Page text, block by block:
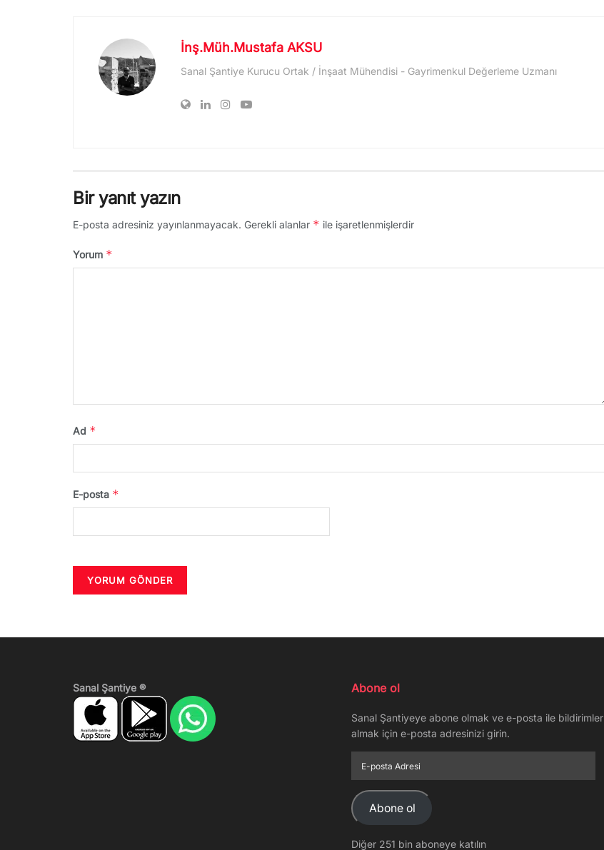
İnş.Müh.Mustafa AKSU
Sanal Şantiye Kurucu Ortak / İnşaat Mühendisi - Gayrimenkul Değerleme Uzmanı
Bir yanıt yazın
E-posta adresiniz yayınlanmayacak. Gerekli alanlar * ile işaretlenmişlerdir
Yorum *
Ad *
E-posta *
Sanal Şantiye ® Abone ol
Sanal Şantiyeye abone olmak ve e-posta ile bildirimler
almak için e-posta adresinizi girin.
posta
Adresi
Abone ol
Diğer 251 bin aboneye katılın